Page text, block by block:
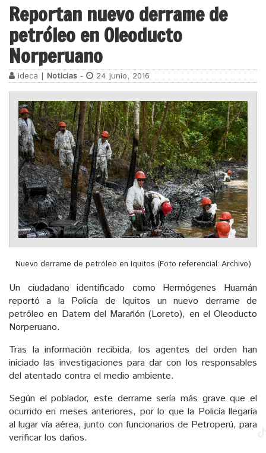
Reportan nuevo derrame de
petróleo en Oleoducto
Norperuano
ideca | Noticias - 24 junio, 2016
Nuevo derrame de petróleo en Iquitos (Foto referencial: Archivo)
Un ciudadano identificado como Hermógenes Huamán
reportó a la Policía de Iquitos un nuevo derrame de
petróleo en Datem del Marañón (Loreto), en el Oleoducto
Norperuano.
Tras la información recibida, los agentes del orden han
iniciado las investigaciones para dar con los responsables
del atentado contra el medio ambiente.
Según el poblador, este derrame sería más grave que el
ocurrido en meses anteriores, por lo que la Policía llegaría
al lugar vía aérea, junto con funcionarios de Petroperú, para
verificar los daños.